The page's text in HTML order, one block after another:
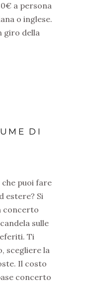
a persona
o inglese.
giro della
DI
che puoi fare
estere? Si
concerto
sulle
Ti
scegliere la
Il costo
concerto